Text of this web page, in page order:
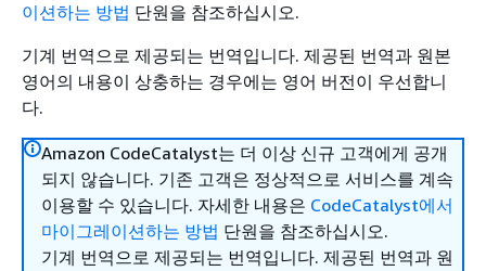
이션하는 방법 단원을 참조하십시오.
기계 번역으로 제공되는 번역입니다. 제공된 번역과 원본
영어의 내용이 상충하는 경우에는 영어 버전이 우선합니
다.
Amazon CodeCatalyst는 더 이상 신규 고객에게 공개
되지 않습니다. 기존 고객은 정상적으로 서비스를 계속
이용할 수 있습니다. 자세한 내용은 CodeCatalyst에서
마이그레이션하는 방법 단원을 참조하십시오.
기계 번역으로 제공되는 번역입니다. 제공된 번역과 원